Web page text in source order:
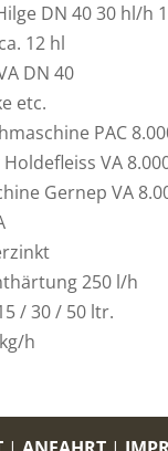
DN 40 30 hl/h
12 hl
DN 40
etc.
PAC
VA
Gernep VA
250 l/h
/ 30 / 50 ltr.
h